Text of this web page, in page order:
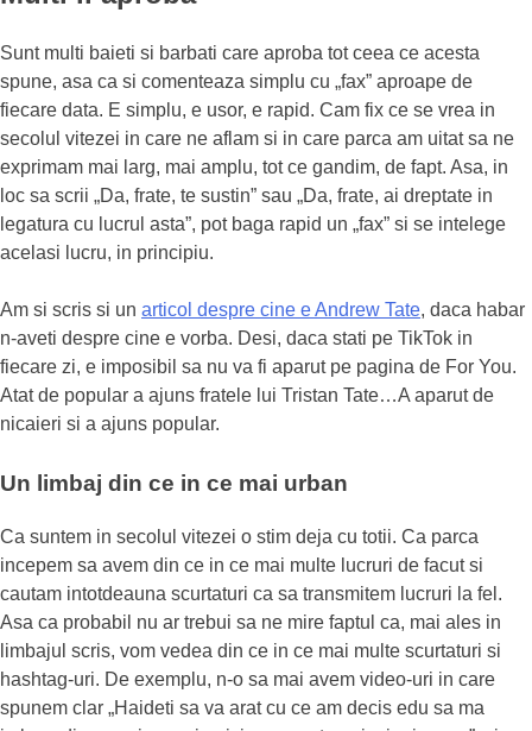
Sunt multi baieti si barbati care aproba tot ceea ce acesta
spune, asa ca si comenteaza simplu cu „fax” aproape de
fiecare data. E simplu, e usor, e rapid. Cam fix ce se vrea in
secolul vitezei in care ne aflam si in care parca am uitat sa ne
exprimam mai larg, mai amplu, tot ce gandim, de fapt. Asa, in
loc sa scrii „Da, frate, te sustin” sau „Da, frate, ai dreptate in
legatura cu lucrul asta”, pot baga rapid un „fax” si se intelege
acelasi lucru, in principiu.
Am si scris si un articol despre cine e Andrew Tate, daca habar
n-aveti despre cine e vorba. Desi, daca stati pe TikTok in
fiecare zi, e imposibil sa nu va fi aparut pe pagina de For You.
Atat de popular a ajuns fratele lui Tristan Tate…A aparut de
nicaieri si a ajuns popular.
Un limbaj din ce in ce mai urban
Ca suntem in secolul vitezei o stim deja cu totii. Ca parca
incepem sa avem din ce in ce mai multe lucruri de facut si
cautam intotdeauna scurtaturi ca sa transmitem lucruri la fel.
Asa ca probabil nu ar trebui sa ne mire faptul ca, mai ales in
limbajul scris, vom vedea din ce in ce mai multe scurtaturi si
hashtag-uri. De exemplu, n-o sa mai avem video-uri in care
spunem clar „Haideti sa va arat cu ce am decis edu sa ma